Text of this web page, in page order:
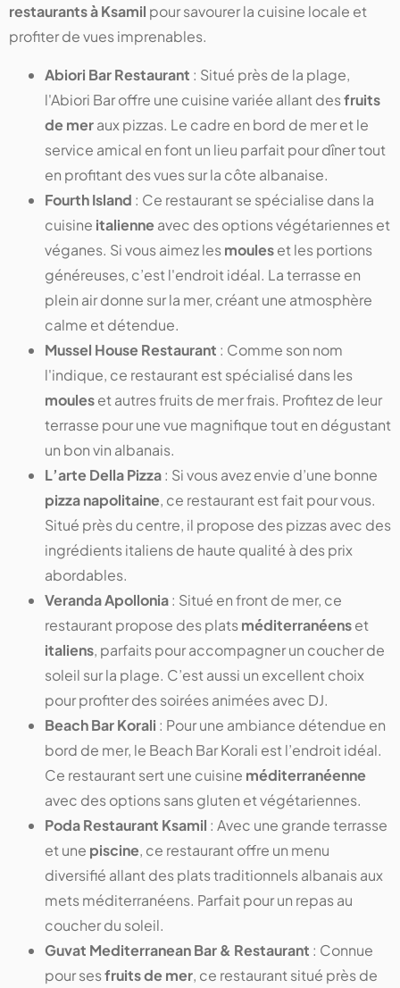
restaurants à Ksamil pour savourer la cuisine locale et
profiter de vues imprenables.
Abiori Bar Restaurant : Situé près de la plage,
l'Abiori Bar offre une cuisine variée allant desfruits
de meraux pizzas. Le cadre en bord de mer et le
service amical en font un lieu parfait pour dîner tout
en profitant des vues sur la côte albanaise.
Fourth Island : Ce restaurant se spécialise dans la
cuisine italienneavec des options végétariennes et
véganes. Si vous aimez lesmouleset les portions
généreuses, c’est l'endroit idéal. La terrasse en
plein air donne sur la mer, créant une atmosphère
calme et détendue.
Mussel House Restaurant : Comme son nom
l'indique, ce restaurant est spécialisé dans les
mouleset autres fruits de mer frais. Profitez de leur
terrasse pour une vue magnifique tout en dégustant
un bon vin albanais.
L’arte Della Pizza: Si vous avez envie d’une bonne
pizza napolitaine, ce restaurant est fait pour vous.
Situé près du centre, il propose des pizzas avec des
ingrédients italiens de haute qualité à des prix
abordables.
Veranda Apollonia: Situé en front de mer, ce
restaurant propose des platsméditerranéenset
italiens, parfaits pour accompagner un coucher de
soleil sur la plage. C’est aussi un excellent choix
pour profiter des soirées animées avec DJ.
Beach Bar Korali : Pour une ambiance détendue en
bord de mer, le Beach Bar Korali est l’endroit idéal.
Ce restaurant sert une cuisine méditerranéenne
avec des options sans gluten et végétariennes.
Poda Restaurant Ksamil : Avec une grande terrasse
et une piscine, ce restaurant offre un menu
diversifié allant des plats traditionnels albanais aux
mets méditerranéens. Parfait pour un repas au
coucher du soleil.
Guvat Mediterranean Bar & Restaurant : Connue
pour sesfruits de mer, ce restaurant situé près de